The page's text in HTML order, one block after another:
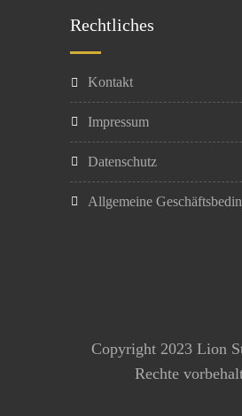
Rechtliches
Kontakt
Impressum
Datenschutz
Allgemeine
Copyright 2023 Lion
Rechte